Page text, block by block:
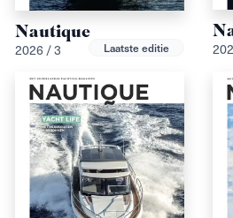
Nautique
2026 / 3 Laatste editie